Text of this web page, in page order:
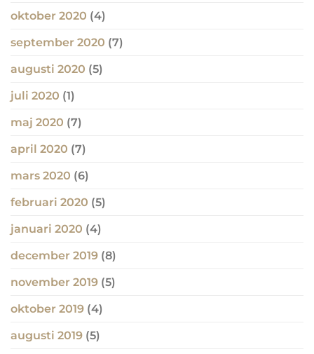
oktober 2020 (4)
september 2020 (7)
augusti 2020 (5)
juli 2020 (1)
maj 2020 (7)
april 2020 (7)
mars 2020 (6)
februari 2020 (5)
januari 2020 (4)
december 2019 (8)
november 2019 (5)
oktober 2019 (4)
augusti 2019 (5)